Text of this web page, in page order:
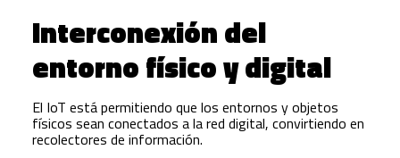
Interconexión del
entorno físico y digital
El IoT está permitiendo que los entornos y objetos
físicos sean conectados a la red digital, convirtiendo en
recolectores de información.